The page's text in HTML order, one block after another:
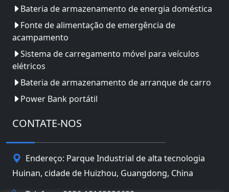
Bateria de armazenamento de energia doméstica
Fonte de alimentação de emergência de
acampamento
Sistema de carregamento móvel para veículos
elétricos
Bateria de armazenamento de arranque de carro
Power Bank portátil
CONTATE-NOS
Endereço: Parque Industrial de alta tecnologia
Huinan, cidade de Huizhou, Guangdong, China